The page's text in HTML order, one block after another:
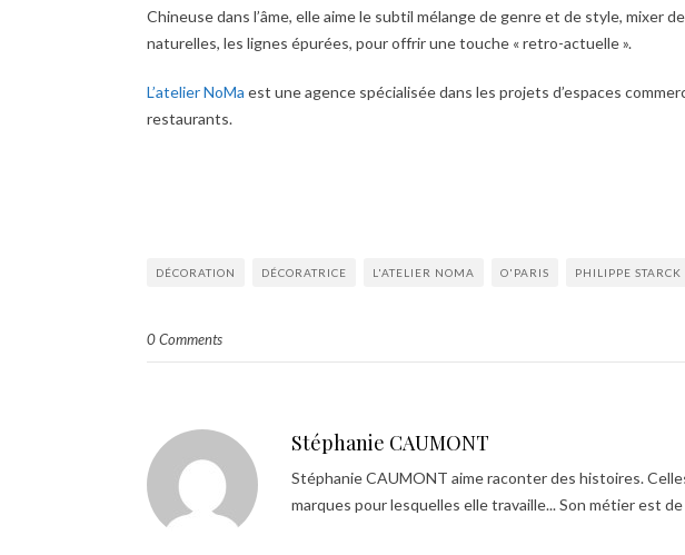
Chineuse dans l’âme, elle aime le subtil mélange de genre et de style, mixer
naturelles, les lignes épurées, pour offrir une touche « retro-actuelle ».
L’atelier NoMa est une agence spécialisée dans les projets d’espaces
restaurants.
DÉCORATION DÉCORATRICE L'ATELIER NOMA O'PARIS PHILIPPE STARCK
0 Comments
Stéphanie CAUMONT
Stéphanie CAUMONT aime raconter des histoires.
marques pour lesquelles elle travaille... Son métier est